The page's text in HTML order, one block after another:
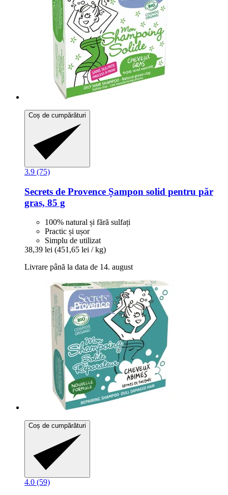
Coș de cumpărături
3.9 (75)
Secrets de Provence Șampon solid pentru păr
gras, 85 g
100% natural și fără sulfați
Practic și ușor
Simplu de utilizat
38,39 lei (451,65 lei / kg)
Livrare până la data de 14. august
Coș de cumpărături
4.0 (59)